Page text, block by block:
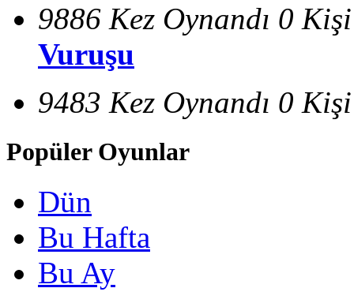
9886 Kez Oynandı 0
Vuruşu
9483 Kez Oynandı 0
Popüler Oyunlar
Dün
Bu Hafta
Bu Ay